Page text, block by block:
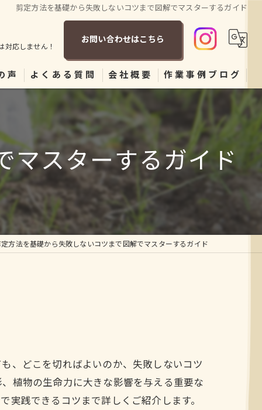
剪定方法を基礎から失敗しないコツまで図解でマスターするガイド
応しません！
お問い合わせはこちら
声 よくある質問 会社概要 作業事例ブログ
マスターするガイド
方法を基礎から失敗しないコツまで図解でマスターするガイド
、どこを切ればよいのか、失敗しないコツ
植物の生命力に大きな影響を与える重要な
践できるコツまで詳しくご紹介します。